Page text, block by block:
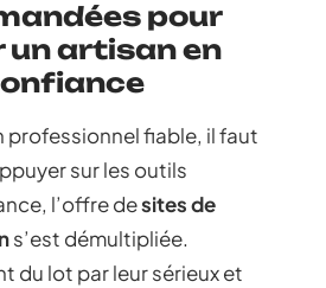
pour
un artisan en
professionnel fiable, il faut
sur les outils
l’offre desites de
s’est démultipliée.
du lot par leur sérieux et